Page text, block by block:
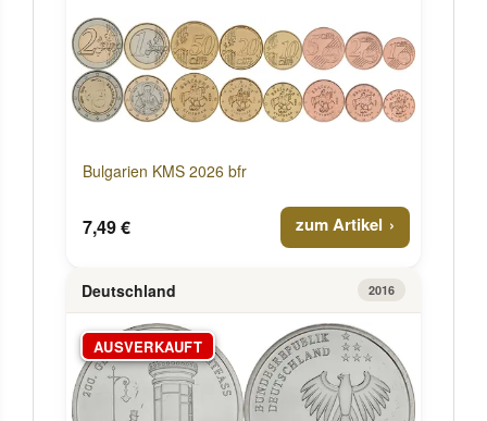
Bulgarien KMS 2026 bfr
7,49 € zum Artikel
Deutschland 2016
AUSVERKAUFT